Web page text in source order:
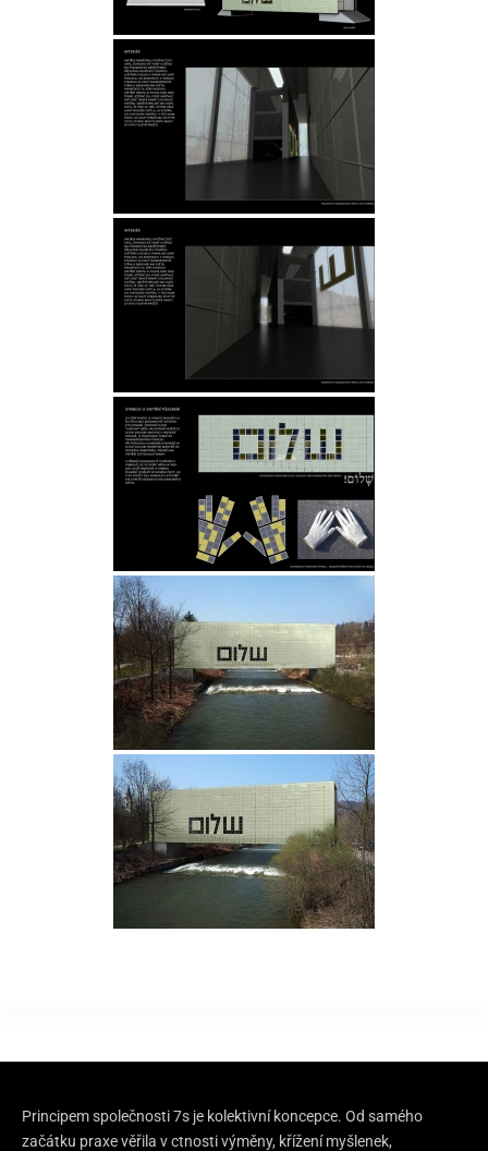
Principem společnosti 7s je kolektivní koncepce. Od samého
začátku praxe věřila v ctnosti výměny, křížení myšlenek,